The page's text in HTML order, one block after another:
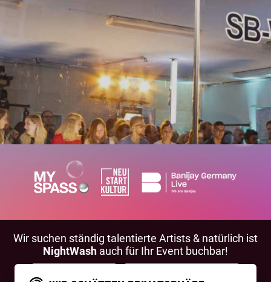
Wir suchen ständig talentierte Artists & natürlich ist
NightWash auch für Ihr Event buchbar!